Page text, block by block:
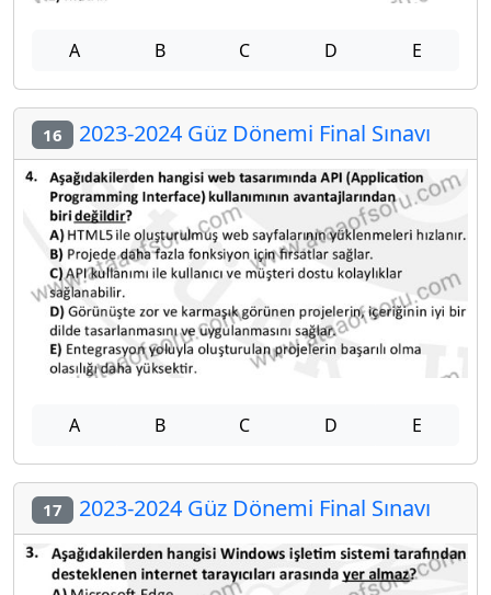
A B C D E
16 2023-2024 Güz Dönemi Final Sınavı
A B C D E
17 2023-2024 Güz Dönemi Final Sınavı